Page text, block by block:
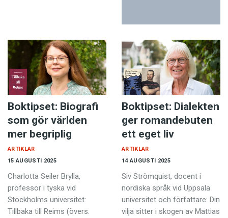
Boktipset: Biografi
som gör världen
mer begriplig
15 AUGUSTI 2025
ARTIKLAR
Charlotta Seiler Brylla,
professor i tyska vid
Stockholms universitet:
Tillbaka till Reims (övers.
Boktipset: Dialekten
ger romandebuten
ett eget liv
14 AUGUSTI 2025
ARTIKLAR
Siv Strömquist, docent i
nordiska språk vid Uppsala
universitet och författare: Din
vilja sitter i skogen av Mattias